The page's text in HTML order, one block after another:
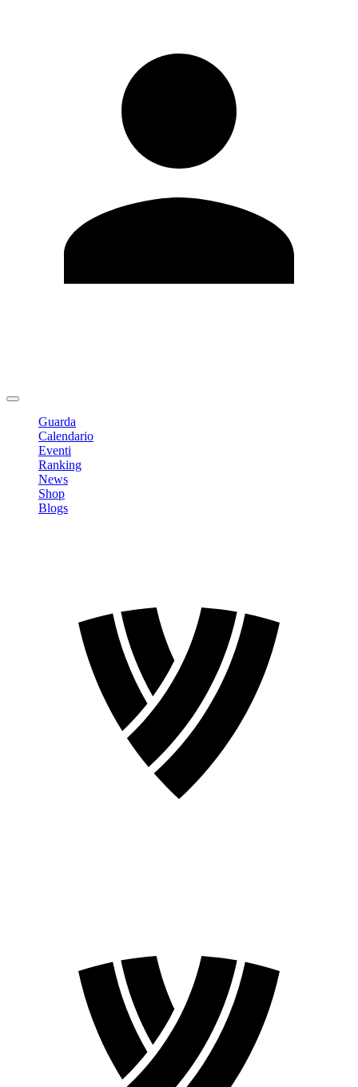
Guarda
Calendario
Eventi
Ranking
News
Shop
Blogs